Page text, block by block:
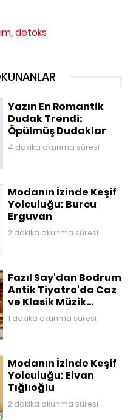
detoks
Yazın En Romantik
Dudak Trendi:
Öpülmüş Dudaklar
4 dakika okunma süresi
Modanın İzinde Keşif
Yolculuğu: Burcu
Erguvan
2 dakika okunma süresi
Fazıl Say'dan Bodrum
Antik Tiyatro'da Caz
ve Klasik Müzik
Buluşması
1 dakika okunma süresi
Modanın İzinde Keşif
Yolculuğu: Elvan
Tığlıoğlu
2 dakika okunma süresi